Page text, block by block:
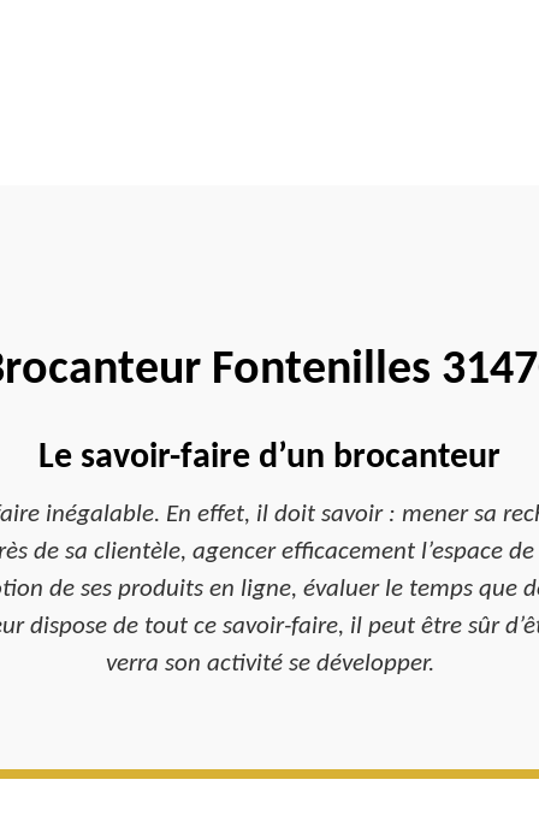
Fontenilles
Le savoir-faire d’un brocanteur
inégalable. En effet, il doit savoir : mener sa
de sa clientèle, agencer efficacement l’espace
de ses produits en ligne, évaluer le temps que
dispose de tout ce savoir-faire, il peut être sûr
verra son activité se développer.